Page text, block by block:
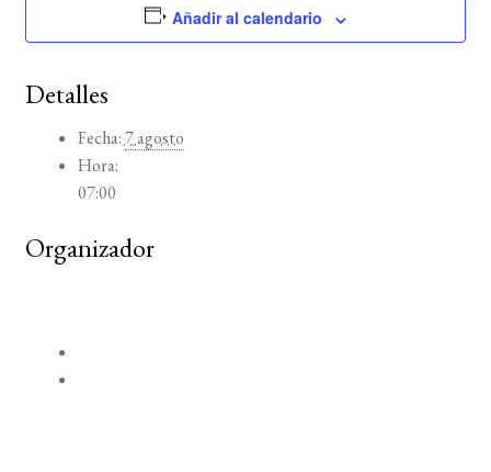
BUSCAR
Añadir al calendario
Detalles
Fecha:7 agosto
Hora:
07:00
Organizador